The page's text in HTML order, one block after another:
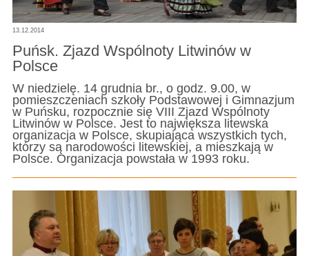
13.12.2014
Puńsk. Zjazd Wspólnoty Litwinów w
Polsce
W niedzielę. 14 grudnia br., o godz. 9.00, w
pomieszczeniach szkoły Podstawowej i Gimnazjum
w Puńsku, rozpocznie się VIII Zjazd Wspólnoty
Litwinów w Polsce. Jest to największa litewska
organizacja w Polsce, skupiająca wszystkich tych,
którzy są narodowości litewskiej, a mieszkają w
Polsce. Organizacja powstała w 1993 roku.